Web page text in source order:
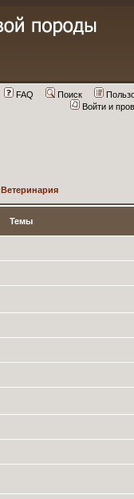
FAQ Поиск
Войти и
Ветеринария
Темы